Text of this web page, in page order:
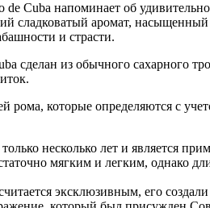
Cuba напоминает об
сладковатый аромат,
и страсти.
сделан из обычного сахарного
рома, которые определяются с
несколько лет и является
мягким и легким, однако
эксклюзивным, его